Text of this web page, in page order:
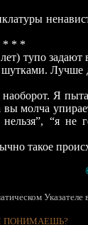
* * *
тупо
Я
молча
“я не
такое
Указателе
ПОНИМАЕШЬ?